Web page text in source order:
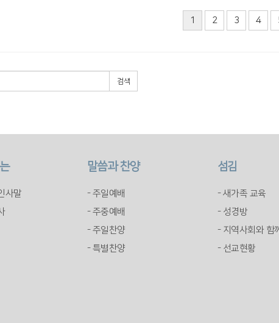
1 2 3 4
검색
사말
말씀과 찬양
- 주일예배
- 주중예배
- 주일찬양
- 특별찬양
섬김
- 새가족 교육
- 성경방
- 지역사회와 함께
- 선교현황